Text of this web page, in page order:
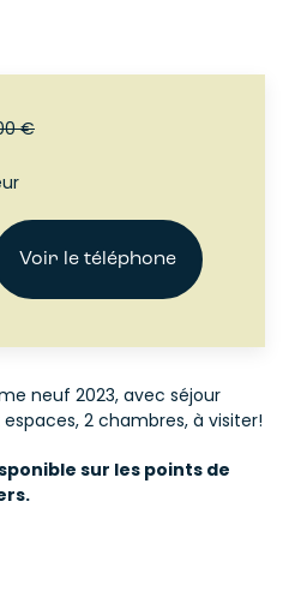
€
Voir le téléphone
neuf 2023, avec séjour
2 chambres, à visiter!
sur les points de